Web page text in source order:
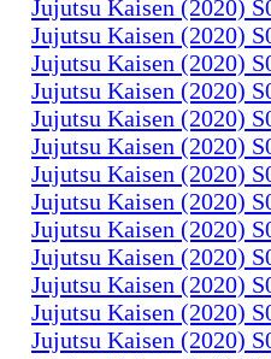
Jujutsu Kaisen (2020)
Jujutsu Kaisen (2020)
Jujutsu Kaisen (2020)
Jujutsu Kaisen (2020)
Jujutsu Kaisen (2020)
Jujutsu Kaisen (2020)
Jujutsu Kaisen (2020)
Jujutsu Kaisen (2020)
Jujutsu Kaisen (2020)
Jujutsu Kaisen (2020)
Jujutsu Kaisen (2020)
Jujutsu Kaisen (2020)
Jujutsu Kaisen (2020)